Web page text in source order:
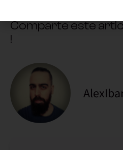
Comparte este
!